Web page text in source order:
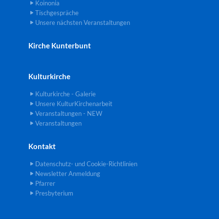
Koinonia
Tischgespräche
Unsere nächsten Veranstaltungen
Kirche Kunterbunt
Kulturkirche
Kulturkirche - Galerie
Unsere KulturKirchenarbeit
Veranstaltungen - NEW
Veranstaltungen
Kontakt
Datenschutz- und Cookie-Richtlinien
Newsletter Anmeldung
Pfarrer
Presbyterium